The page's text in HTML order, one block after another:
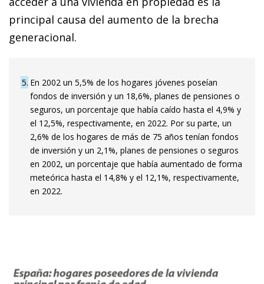
principal causa del aumento de la brecha
generacional.
5 En 2002 un 5,5% de los hogares jóvenes poseían
fondos de inversión y un 18,6%, planes de pensiones o
seguros, un porcentaje que había caído hasta el 4,9% y
el 12,5%, respectivamente, en 2022. Por su parte, un
2,6% de los hogares de más de 75 años tenían fondos
de inversión y un 2,1%, planes de pensiones o seguros
en 2002, un porcentaje que había aumentado de forma
meteórica hasta el 14,8% y el 12,1%, respectivamente,
en 2022.